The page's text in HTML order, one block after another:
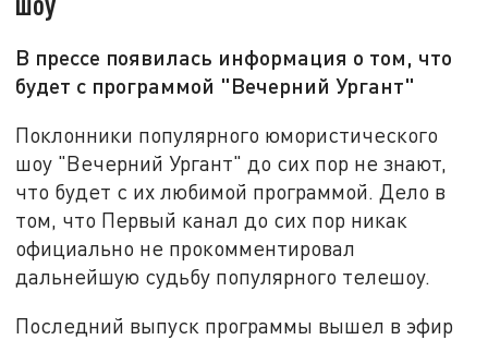
В прессе появилась информация о том, что
будет с программой "Вечерний Ургант"
Поклонники популярного юмористического
шоу "Вечерний Ургант" до сих пор не знают,
что будет с их любимой программой. Дело в
том, что Первый канал до сих пор никак
официально не прокомментировал
дальнейшую судьбу популярного телешоу.
Последний выпуск программы вышел в эфир